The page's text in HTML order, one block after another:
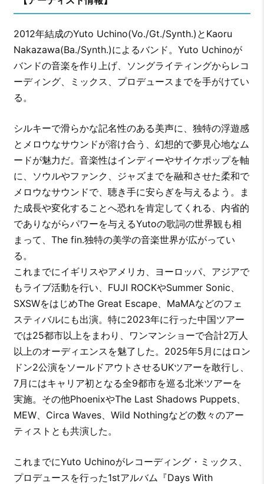
2012年結成のYuto Uchino(Vo./Gt./Synth.)とKaoru
Nakazawa(Ba./Synth.)によるバンド。Yuto Uchinoが
バンドの音楽を作り上げ、ソングライティングからレコ
ーディング、ミックス、プロデュースまでを手がけてい
る。
シルキーで滑らかな記名性のある美声に、独特の浮遊感
とメロウなサウンドが溶け合う、幻想的で夢見心地なム
ードが魅力だ。音楽性はインディーやサイケポップを軸
に、ソウルやファンク、ジャズまでを融和させた柔和で
メロウなサウンドで、聴き手に安らぎを与えるよう。ま
た成長や変化することへ恐れを肯定してくれる、内省的
でありながらパワーを与えるYutoの歌詞の世界観も相
まって、The fin.独特の美学の音楽世界が広がってい
る。
これまでにイギリスやアメリカ、ヨーロッパ、アジアで
もライブ活動を行い、FUJI ROCKやSummer Sonic、
SXSWをはじめThe Great Escape、MaMAなどのフェ
スティバルにも出演。特に2023年に行った中国ツアー
では25都市以上をまわり、ワンマンショーで合計2万人
以上のオーディエンスを魅了した。2025年5月にはロン
ドン2公演をソールドアウトさせるUKツアーを敢行し、
7月にはキャリア初となる全9都市を巡る北米ツアーを
実施。その他PhoenixやThe Last Shadows Puppets、
MEW、Circa Waves、Wild Nothingなどの数々のアー
ティストとも共演した。
これまでにYuto Uchinoがレコーディング・ミックス、
プロデュースを行った1stアルバム『Days With